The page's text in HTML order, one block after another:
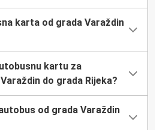
karta od grada Varaždin
kartu za
do grada Rijeka?
od grada Varaždin